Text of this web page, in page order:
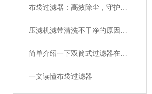
布袋过滤器：高效除尘，守护洁净空气​​
压滤机滤带清洗不干净的原因有哪些？
简单介绍一下双筒式过滤器在其他领域的应用
一文读懂布袋过滤器